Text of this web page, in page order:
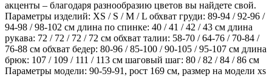
акценты – благодаря разнообразию цветов вы найдете свой.
Параметры изделий: XS / S / M / L обхват груди: 89-94 / 92-96 /
94-98 / 98-102 см длина по спинке: 40 / 41 / 42 / 43 см длина
рукава: 72 / 72 / 72 / 72 см обхват талии: 58-70 / 64-76 / 70-84 /
76-88 см обхват бедер: 80-96 / 85-100 / 90-105 / 95-107 см длина
брюк: 107 / 109 / 111 / 113 см шаговый шаг: 80 / 82 / 84 / 86 см
Параметры модели: 90-59-91, рост 169 см, размер на модели xs